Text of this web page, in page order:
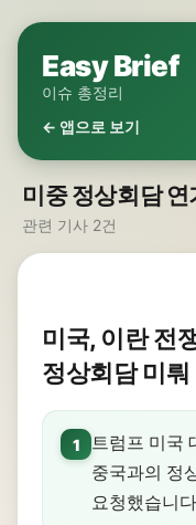
Easy Brief
이슈 총정리
← 앱으로 보기
미중 정상회담 연
관련 기사 2건
미국, 이란 전
정상회담 미뤄
1
트럼프 미국
중국과의 정
요청했습니